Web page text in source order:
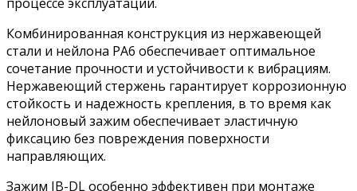
Комбинированная конструкция из нержавеющей
стали и нейлона PA6 обеспечивает оптимальное
сочетание прочности и устойчивости к вибрациям.
Нержавеющий стержень гарантирует коррозионную
стойкость и надежность крепления, в то время как
нейлоновый зажим обеспечивает эластичную
фиксацию без повреждения поверхности
направляющих.
Зажим JB-DL особенно эффективен при монтаже